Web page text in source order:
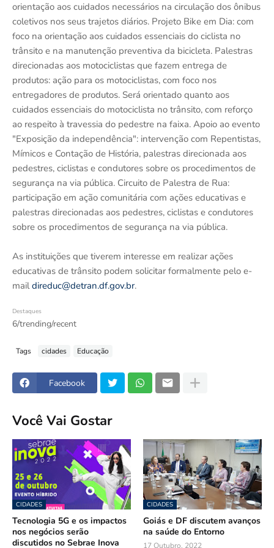
orientação aos cuidados necessários na circulação dos ônibus
coletivos nos seus trajetos diários. Projeto Bike em Dia: com
foco na orientação aos cuidados essenciais do ciclista no
trânsito e na manutenção preventiva da bicicleta. Palestras
direcionadas aos motociclistas que fazem entrega de
produtos: ação para os motociclistas, com foco nos
entregadores de produtos. Será orientado quanto aos
cuidados essenciais do motociclista no trânsito, com reforço
ao respeito à travessia do pedestre na faixa. Apoio ao evento
"Exposição da independência": intervenção com Repentistas,
Mímicos e Contação de História, palestras direcionada aos
pedestres, ciclistas e condutores sobre os procedimentos de
segurança na via pública. Circuito de Palestra de Rua:
participação em ação comunitária com ações educativas e
palestras direcionadas aos pedestres, ciclistas e condutores
sobre os procedimentos de segurança na via pública.
As instituições que tiverem interesse em realizar ações
educativas de trânsito podem solicitar formalmente pelo e-
maildireduc@detran.df.gov.br.
Destaques
6/trending/recent
Tags cidades Educação
Facebook
Você Vai Gostar
CIDADES
Tecnologia 5G e os impactos
nos negócios serão
discutidos no Sebrae Inova
CIDADES
Goiás e DF discutem avanços
na saúde do Entorno
17 Outubro, 2022